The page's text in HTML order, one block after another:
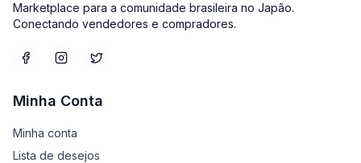
Marketplace para a comunidade brasileira no Japão.
Conectando vendedores e compradores.
Minha Conta
Minha conta
Lista de desejos